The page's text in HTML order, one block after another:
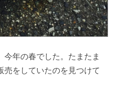
今年の春でした。たまたま
売をしていたのを見つけて